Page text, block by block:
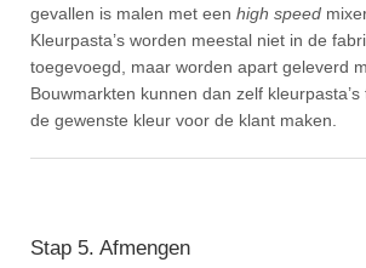
gevallen is malen met een high speed
Kleurpasta’s worden meestal niet in de
toegevoegd, maar worden apart geleverd
Bouwmarkten kunnen dan zelf
de gewenste kleur voor de klant maken.
Stap 5. Afmengen